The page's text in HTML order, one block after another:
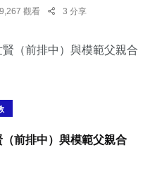
觀看 3 分享
前排中）與模範父親合